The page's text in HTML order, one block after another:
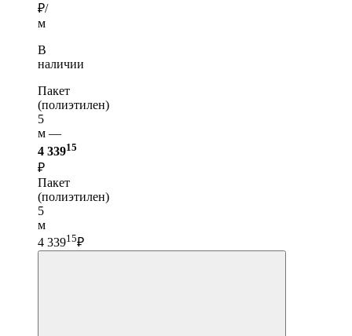
₽/
м
В
наличии
Пакет
(полиэтилен)
5
м —
4 33915
₽
Пакет
(полиэтилен)
5
м
4 33915₽